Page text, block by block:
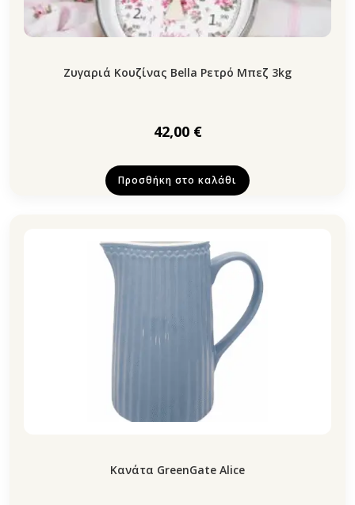
Ζυγαριά Κουζίνας Bella Ρετρό Μπεζ 3kg
42,00 €
Προσθήκη στο καλάθι
Κανάτα GreenGate Alice